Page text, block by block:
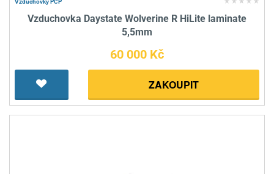
Vzduchovka Daystate Wolverine R HiLite laminate
5,5mm
60 000 Kč
ZAKOUPIT